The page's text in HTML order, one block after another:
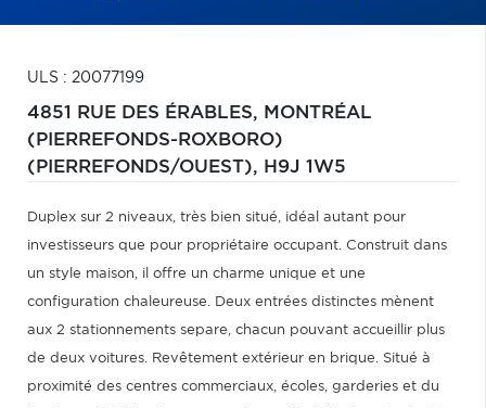
ULS : 20077199
4851 RUE DES ÉRABLES, MONTRÉAL
(PIERREFONDS-ROXBORO)
(PIERREFONDS/OUEST), H9J 1W5
Duplex sur 2 niveaux, très bien situé, idéal autant pour
investisseurs que pour propriétaire occupant. Construit dans
un style maison, il offre un charme unique et une
configuration chaleureuse. Deux entrées distinctes mènent
aux 2 stationnements separe, chacun pouvant accueillir plus
de deux voitures. Revêtement extérieur en brique. Situé à
proximité des centres commerciaux, écoles, garderies et du